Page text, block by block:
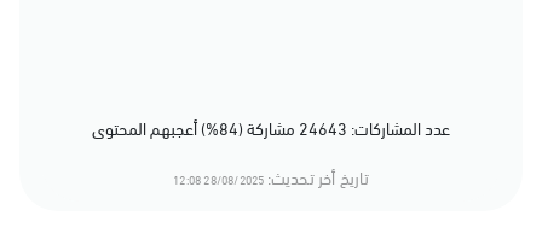
عدد المشاركات: 24643 مشاركة (84%) أعجبهم المحتوى
تاريخ أخر تحديث: 28/08/2025 12:08